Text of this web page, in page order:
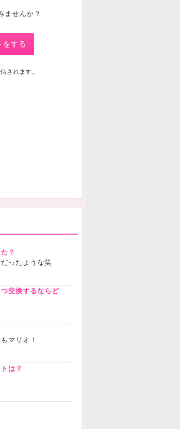
ませんか？
をする
されます。
？
ったような笑
交換するならど
マリオ！
は？